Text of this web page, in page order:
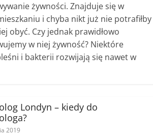
żywności. Znajduje się w
i chyba nikt już nie potrafiłby
obyć. Czy jednak prawidłowo
w niej żywność? Niektóre
i bakterii rozwijają się nawet w
Londyn – kiedy do
2019